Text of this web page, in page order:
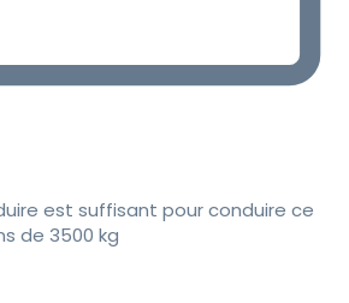
est suffisant pour conduire ce
de 3500 kg